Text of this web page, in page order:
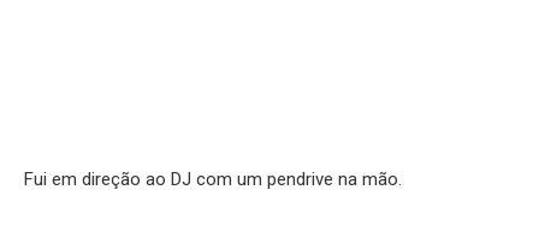
Fui em direção ao DJ com um pendrive na mão.